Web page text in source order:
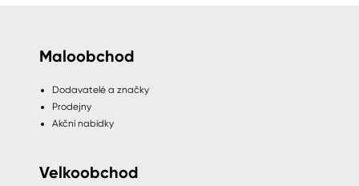
Maloobchod
Dodavatelé a značky
Prodejny
Akční nabídky
Velkoobchod